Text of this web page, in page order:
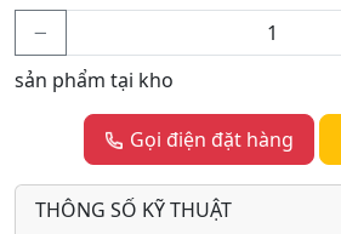
sản phẩm tại kho
Gọi điện đặt hàng
THÔNG SỐ KỸ THUẬT